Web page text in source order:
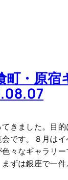
町・原宿
きました。目
会です。８月は
々なギャラリー
ずは銀座で一件